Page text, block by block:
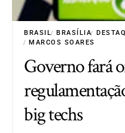
BRASIL BRASÍLIA
MARCOS SOARES
Governo fará
big techs